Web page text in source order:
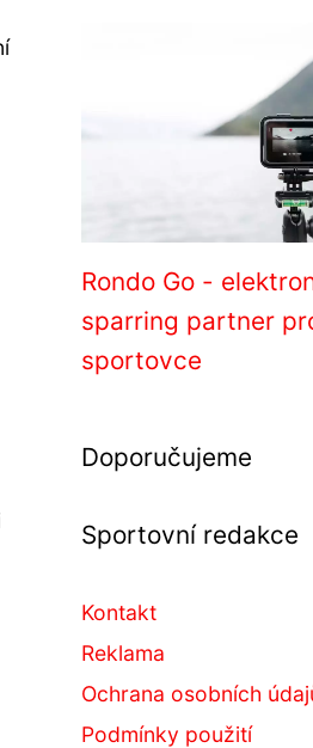
Rondo Go -
sparring partner
sportovce
Doporučujeme
Sportovní redakce
Kontakt
Reklama
Ochrana osobních
Podmínky použití